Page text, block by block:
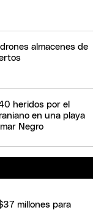
almacenes de
heridos por el
en una playa
Negro
millones para